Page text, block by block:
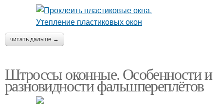
читать дальше →
Штроссы оконные. Особенности и
разновидности фальшпереплётов